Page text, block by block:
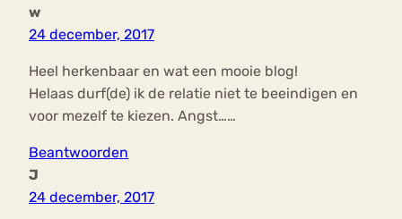
w
24 december, 2017
Heel herkenbaar en wat een mooie blog!
Helaas durf(de) ik de relatie niet te beeindigen en
voor mezelf te kiezen. Angst……
Beantwoorden
J
24 december, 2017